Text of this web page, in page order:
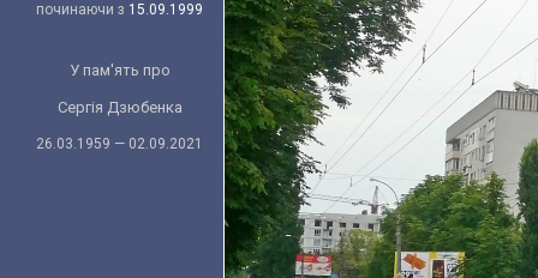
починаючи з 15.09.1999
У пам'ять про
Сергія Дзюбенка
26.03.1959 — 02.09.2021